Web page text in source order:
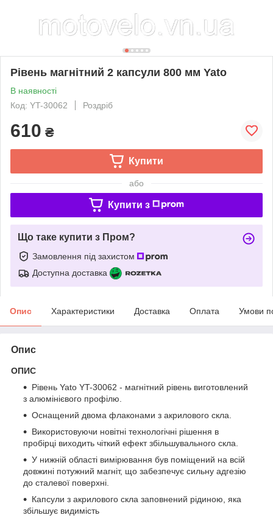
Рівень магнітний 2 капсули 800 мм Yato
В наявності
Код: YT-30062
Роздріб
610 ₴
Купити
або
Купити з
Що таке купити з Пром?
Замовлення під захистом
Доступна доставка
Опис Характеристики Доставка Оплата Умови
Опис
ОПИС
Рівень Yato YT-30062 - магнітний рівень виготовлений
з алюмінієвого профілю.
Оснащений двома флаконами з акрилового скла.
Використовуючи новітні технологічні рішення в
пробірці виходить чіткий ефект збільшувального скла.
У нижній області вимірювання був поміщений на всій
довжині потужний магніт, що забезпечує сильну адгезію
до сталевої поверхні.
Капсули з акрилового скла заповнений рідиною, яка
збільшує видимість